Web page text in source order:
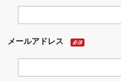
メールアドレス 必須